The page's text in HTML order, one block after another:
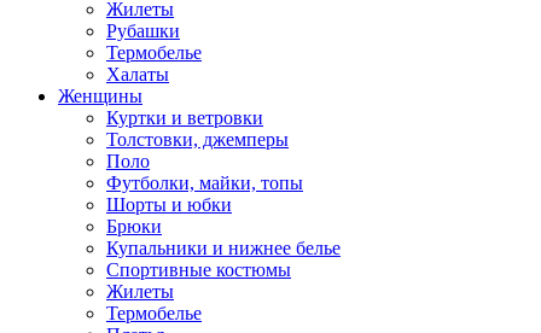
Жилеты
Рубашки
Термобелье
Халаты
Женщины
Куртки и ветровки
Толстовки, джемперы
Поло
Футболки, майки, топы
Шорты и юбки
Брюки
Купальники и нижнее белье
Спортивные костюмы
Жилеты
Термобелье